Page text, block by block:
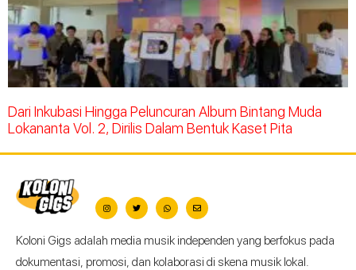
Dari Inkubasi Hingga Peluncuran Album Bintang Muda
Lokananta Vol. 2, Dirilis Dalam Bentuk Kaset Pita
Koloni Gigs adalah media musik independen yang berfokus pada
dokumentasi, promosi, dan kolaborasi di skena musik lokal.